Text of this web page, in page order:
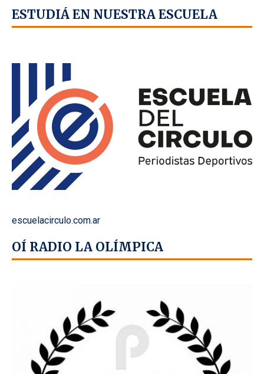
ESTUDIÁ EN NUESTRA ESCUELA
escuelacirculo.com.ar
OÍ RADIO LA OLÍMPICA